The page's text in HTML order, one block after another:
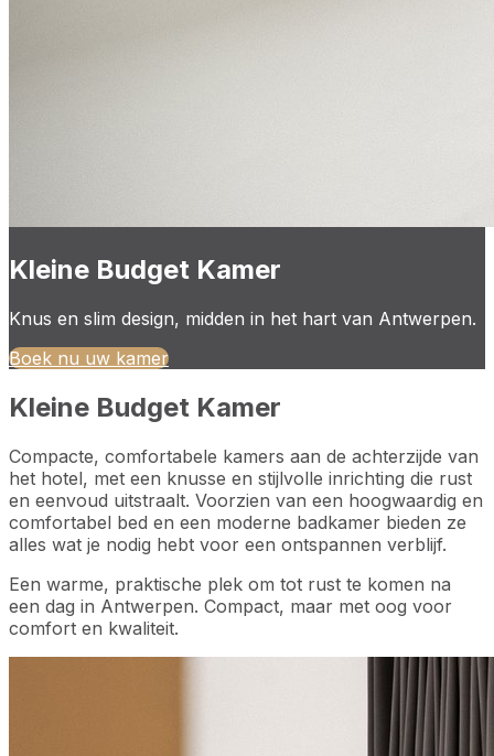
Kleine Budget Kamer
Knus en slim design, midden in het hart van Antwerpen.
Boek nu uw kamer
Kleine Budget Kamer
Compacte, comfortabele kamers aan de achterzijde van
het hotel, met een knusse en stijlvolle inrichting die rust
en eenvoud uitstraalt. Voorzien van een hoogwaardig en
comfortabel bed en een moderne badkamer bieden ze
alles wat je nodig hebt voor een ontspannen verblijf.
Een warme, praktische plek om tot rust te komen na
een dag in Antwerpen. Compact, maar met oog voor
comfort en kwaliteit.